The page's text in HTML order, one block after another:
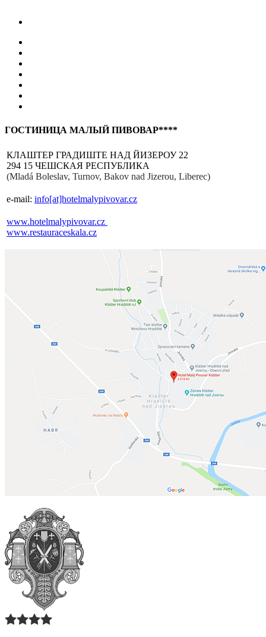
ГОСТИНИЦА МАЛЫЙ ПИВОВАР****
КЛАШТЕР ГРАДИШТЕ НАД ЙИЗЕРОУ 22
294 15 ЧЕШСКАЯ РЕСПУБЛИКА
(Mladá Boleslav, Turnov, Bakov nad Jizerou, Liberec)
e-mail: info[at]hotelmalypivovar.cz
www.hotelmalypivovar.cz
www.restauraceskala.cz